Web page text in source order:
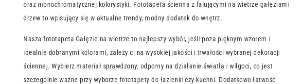
oraz monochromatycznej kolorystyki. Fototapeta ścienna z falującymi na wietrze gałęziami
drzew to wpisujący się w aktualne trendy, modny dodatek do wnętrz.
Nasza fototapeta Gałęzie na wietrze to najlepszy wybór, jeśli poza pięknym wzorem i
idealnie dobranymi kolorami, zależy ci na wysokiej jakości i trwałości wybranej dekoracji
ściennej. Wybierz materiał sprawdzony, odporny na działanie światła i wilgoci, co jest
szczególnie ważne przy wyborze fototapety do łazienki czy kuchni. Dodatkowo łatwość